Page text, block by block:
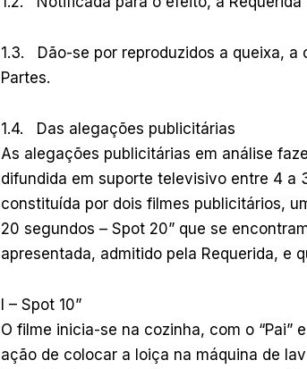
1.3. Dão-se por reproduzidos a queixa,
Partes.
1.4. Das alegações publicitárias
As alegações publicitárias em análise
difundida em suporte televisivo entre 4 a
constituída por dois filmes publicitários,
20 segundos – Spot 20” que se
apresentada, admitido pela Requerida, e
I – Spot 10”
O filme inicia-se na cozinha, com o “Pai”
ação de colocar a loiça na máquina de